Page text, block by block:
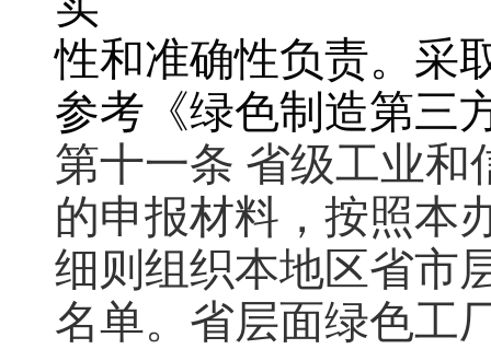
性和准确性负责。采
参考《绿色制造第三
第十一条 省级工业和
的申报材料，按照本
细则组织本地区省市
名单。省层面绿色工